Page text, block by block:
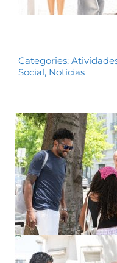
Categories:
Social, Notícias